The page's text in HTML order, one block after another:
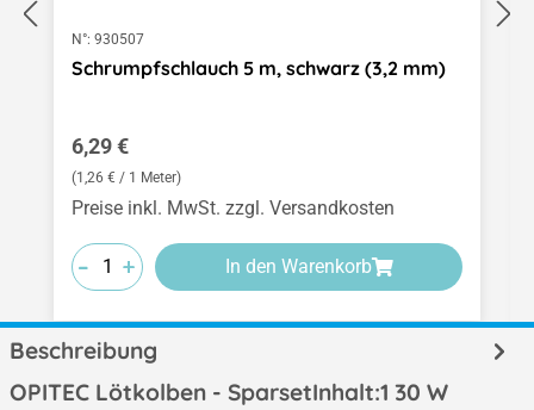
N°: 930507
Schrumpfschlauch 5 m, schwarz (3,2 mm)
Regulärer Preis:
6,29 €
(1,26 € / 1 Meter)
Preise inkl. MwSt. zzgl. Versandkosten
-
-
- +
+
+ In den Warenkorb
Beschreibung
OPITEC Lötkolben - SparsetInhalt:1 30 W